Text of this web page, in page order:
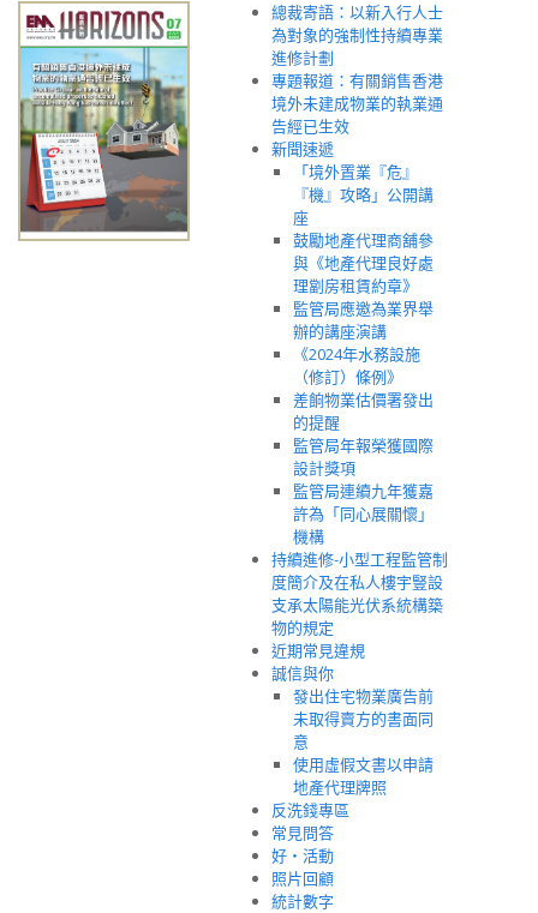
總裁寄語：以新入行人士
為對象的強制性持續專業
進修計劃
專題報道：有關銷售香港
境外未建成物業的執業通
告經已生效
新聞速遞
「境外置業『危』
『機』攻略」公開講
座
鼓勵地產代理商舖參
與《地產代理良好處
理劏房租賃約章》
監管局應邀為業界舉
辦的講座演講
《2024年水務設施
（修訂）條例》
差餉物業估價署發出
的提醒
監管局年報榮獲國際
設計獎項
監管局連續九年獲嘉
許為「同心展關懷」
機構
持續進修-小型工程監管制
度簡介及在私人樓宇豎設
支承太陽能光伏系統構築
物的規定
近期常見違規
誠信與你
發出住宅物業廣告前
未取得賣方的書面同
意
使用虛假文書以申請
地產代理牌照
反洗錢專區
常見問答
好‧活動
照片回顧
統計數字